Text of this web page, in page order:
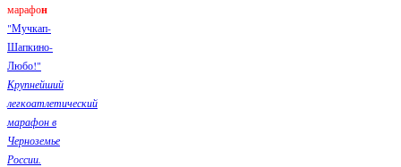
марафон
"Мучкап-
Шапкино-
Любо!"
Крупнейший
легкоатлетический
марафон в
Черноземье
России.